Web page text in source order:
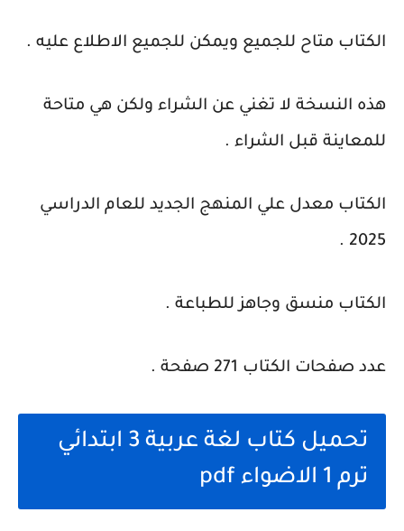
الكتاب متاح للجميع ويمكن للجميع الاطلاع عليه .
هذه النسخة لا تغني عن الشراء ولكن هي متاحة
للمعاينة قبل الشراء .
الكتاب معدل علي المنهج الجديد للعام الدراسي
2025 .
الكتاب منسق وجاهز للطباعة .
عدد صفحات الكتاب 271 صفحة .
تحميل كتاب لغة عربية 3 ابتدائي
ترم 1 الاضواء pdf